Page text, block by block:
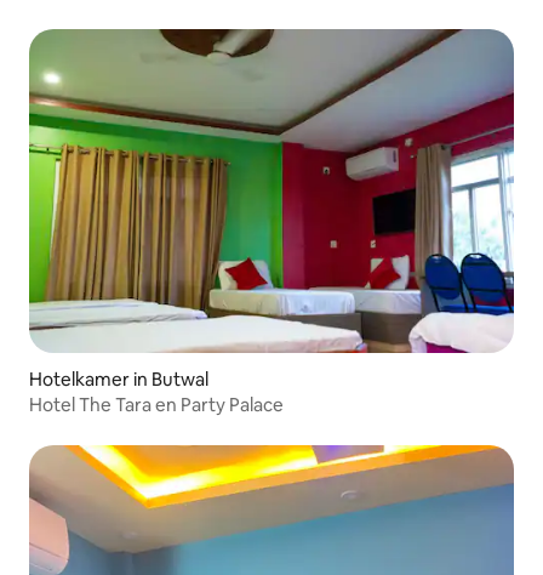
Hotelkamer in Butwal
Hotel The Tara en Party Palace